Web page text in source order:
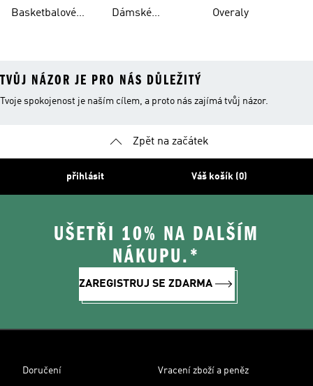
Basketbalové
Dámské
Overaly
TVŮJ NÁZOR JE PRO NÁS DŮLEŽITÝ
Tvoje spokojenost je naším cílem, a proto nás zajímá tvůj názor.
Zpět na začátek
přihlásit Váš košík (0)
UŠETŘI 10% NA DALŠÍM
NÁKUPU.*
ZAREGISTRUJ SE ZDARMA
Doručení Vracení zboží a peněz